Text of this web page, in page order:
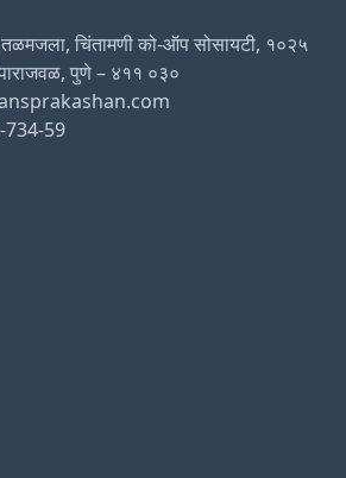
चिंतामणी को-ऑप सोसायटी, १०२५
पुणे – ४११ ०३०
734-59